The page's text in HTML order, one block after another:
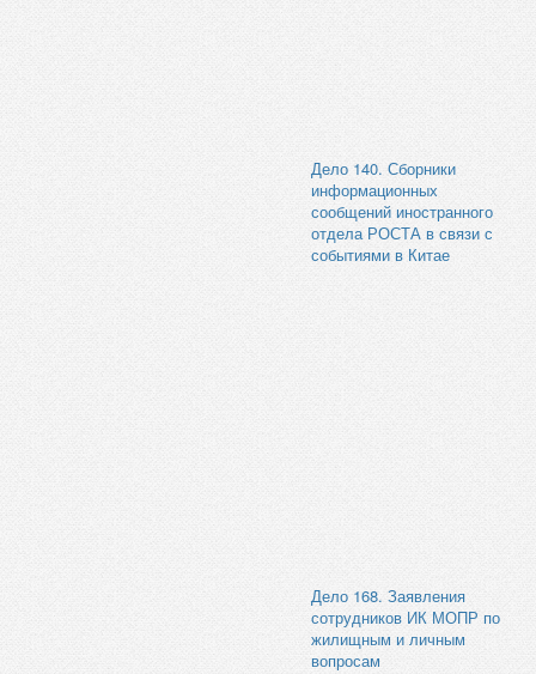
Дело 140. Сборники
информационных
сообщений иностранного
отдела РОСТА в связи с
событиями в Китае
Дело 168. Заявления
сотрудников ИК МОПР по
жилищным и личным
вопросам